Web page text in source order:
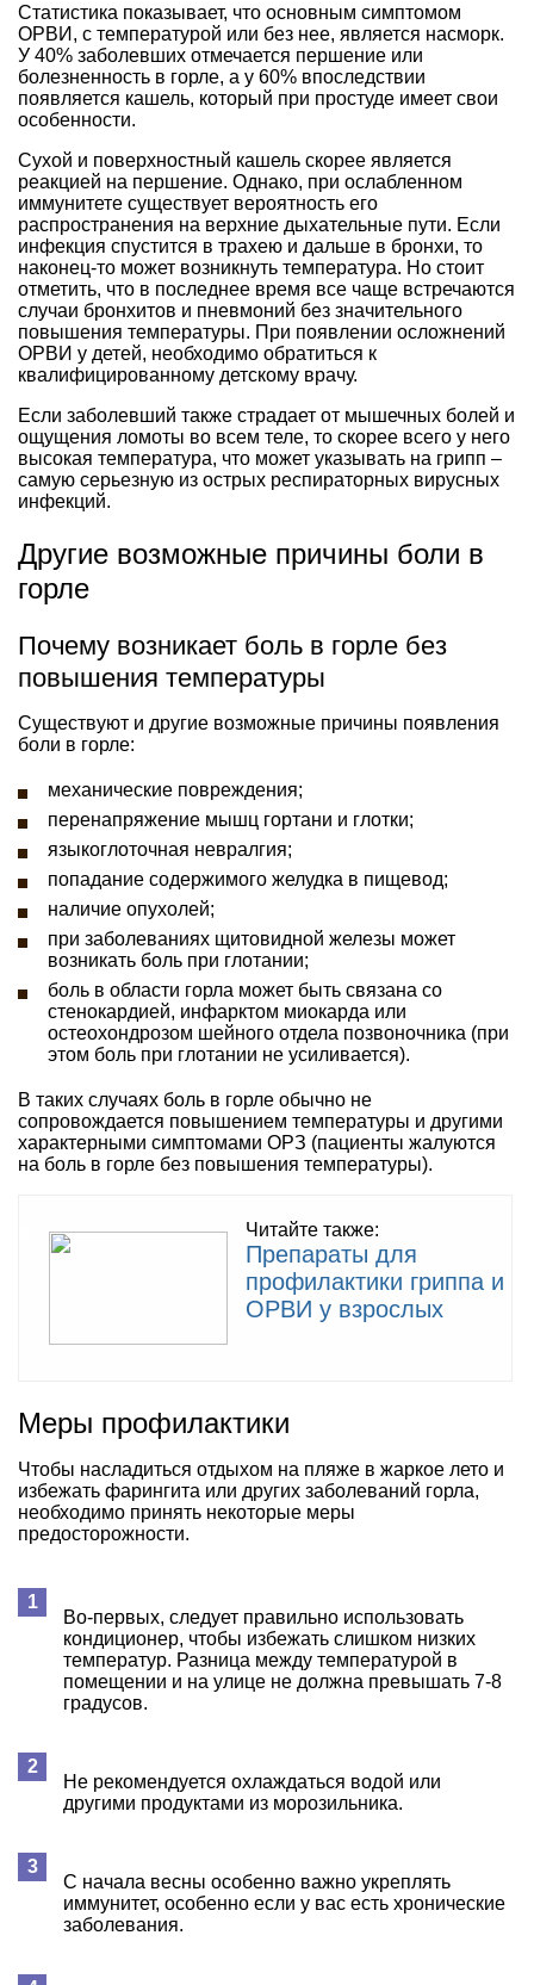
Статистика показывает, что основным симптомом
ОРВИ, с температурой или без нее, является насморк.
У 40% заболевших отмечается першение или
болезненность в горле, а у 60% впоследствии
появляется кашель, который при простуде имеет свои
особенности.
Сухой и поверхностный кашель скорее является
реакцией на першение. Однако, при ослабленном
иммунитете существует вероятность его
распространения на верхние дыхательные пути. Если
инфекция спустится в трахею и дальше в бронхи, то
наконец-то может возникнуть температура. Но стоит
отметить, что в последнее время все чаще встречаются
случаи бронхитов и пневмоний без значительного
повышения температуры. При появлении осложнений
ОРВИ у детей, необходимо обратиться к
квалифицированному детскому врачу.
Если заболевший также страдает от мышечных болей и
ощущения ломоты во всем теле, то скорее всего у него
высокая температура, что может указывать на грипп –
самую серьезную из острых респираторных вирусных
инфекций.
Другие возможные причины боли в
горле
Почему возникает боль в горле без
повышения температуры
Существуют и другие возможные причины появления
боли в горле:
механические повреждения;
перенапряжение мышц гортани и глотки;
языкоглоточная невралгия;
попадание содержимого желудка в пищевод;
наличие опухолей;
при заболеваниях щитовидной железы может
возникать боль при глотании;
боль в области горла может быть связана со
стенокардией, инфарктом миокарда или
остеохондрозом шейного отдела позвоночника (при
этом боль при глотании не усиливается).
В таких случаях боль в горле обычно не
сопровождается повышением температуры и другими
характерными симптомами ОРЗ (пациенты жалуются
на боль в горле без повышения температуры).
Читайте также:
Препараты для
профилактики гриппа и
ОРВИ у взрослых
Меры профилактики
Чтобы насладиться отдыхом на пляже в жаркое лето и
избежать фарингита или других заболеваний горла,
необходимо принять некоторые меры
предосторожности.
Во-первых, следует правильно использовать
кондиционер, чтобы избежать слишком низких
температур. Разница между температурой в
помещении и на улице не должна превышать 7-8
градусов.
Не рекомендуется охлаждаться водой или
другими продуктами из морозильника.
С начала весны особенно важно укреплять
иммунитет, особенно если у вас есть хронические
заболевания.